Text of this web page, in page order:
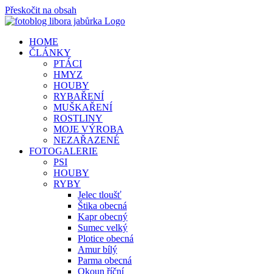
Přeskočit na obsah
HOME
ČLÁNKY
PTÁCI
HMYZ
HOUBY
RYBAŘENÍ
MUŠKAŘENÍ
ROSTLINY
MOJE VÝROBA
NEZAŘAZENÉ
FOTOGALERIE
PSI
HOUBY
RYBY
Jelec tloušť
Štika obecná
Kapr obecný
Sumec velký
Plotice obecná
Amur bílý
Parma obecná
Okoun říční